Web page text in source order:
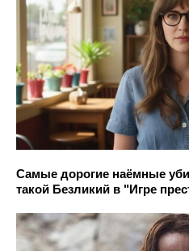
Самые дорогие наёмные
такой Безликий в "Игре